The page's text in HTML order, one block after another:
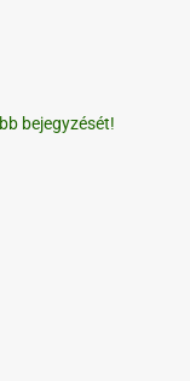
bejegyzését!